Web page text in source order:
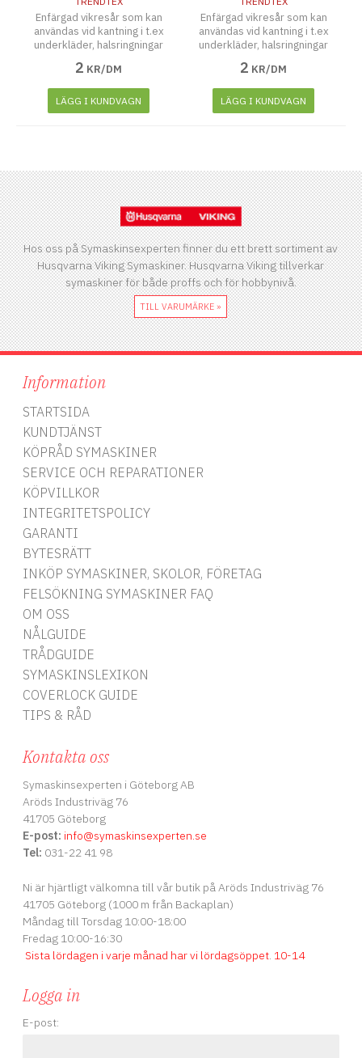
Enfärgad vikresår som kan
användas vid kantning i t.ex
underkläder, halsringningar
2 KR/DM
LÄGG I KUNDVAGN
Enfärgad vikresår som kan
användas vid kantning i t.ex
underkläder, halsringningar
2 KR/DM
LÄGG I KUNDVAGN
Hos oss på Symaskinsexperten finner du ett brett sortiment av
Husqvarna Viking Symaskiner. Husqvarna Viking tillverkar
symaskiner för både proffs och för hobbynivå.
TILL VARUMÄRKE »
Information
STARTSIDA
KUNDTJÄNST
KÖPRÅD SYMASKINER
SERVICE OCH REPARATIONER
KÖPVILLKOR
INTEGRITETSPOLICY
GARANTI
BYTESRÄTT
INKÖP SYMASKINER, SKOLOR, FÖRETAG
FELSÖKNING SYMASKINER FAQ
OM OSS
NÅLGUIDE
TRÅDGUIDE
SYMASKINSLEXIKON
COVERLOCK GUIDE
TIPS & RÅD
Kontakta oss
Symaskinsexperten i Göteborg AB
Aröds Industriväg 76
41705 Göteborg
E-post: info@symaskinsexperten.se
Tel: 031-22 41 98
Ni är hjärtligt välkomna till vår butik på Aröds Industriväg 76
41705 Göteborg (1000 m från Backaplan)
Måndag till Torsdag 10:00-18:00
Fredag 10:00-16:30
Sista lördagen i varje månad har vi lördagsöppet. 10-14
Logga in
E-post: